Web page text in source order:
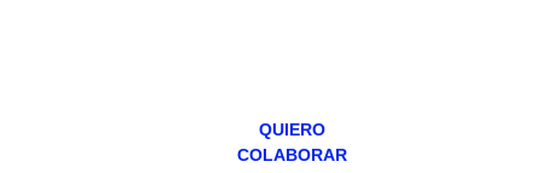
QUIERO
COLABORAR